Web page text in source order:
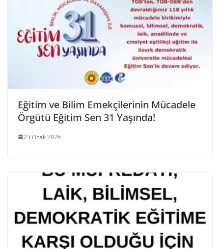
Eğitim ve Bilim Emekçilerinin Mücadele
Örgütü Eğitim Sen 31 Yaşında!
23 Ocak 2026